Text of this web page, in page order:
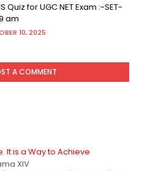
Quiz for UGC NET Exam :-SET-
am
10, 2025
A COMMENT
It is a Way to Achieve
XIV